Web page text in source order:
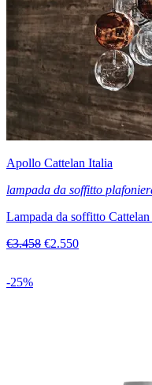
Apollo Cattelan Italia
lampada da soffitto
Lampada da soffitto
€3.458 €2.550
-25%